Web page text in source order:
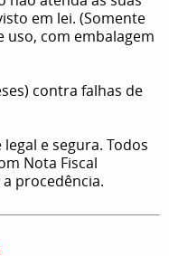
em lei. (Somente
uso, com embalagem
contra falhas de
e segura. Todos
Nota Fiscal
procedência.